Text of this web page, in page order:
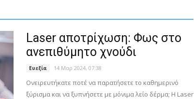
Laser αποτρίχωση: Φως στο
ανεπιθύμητο χνούδι
Ευεξία 14 Μαρ 2024, 07:38
Ονειρευτήκατε ποτέ να παρατήσετε το καθημερινό
ξύρισμα και να ξυπνήσετε με μόνιμα λείο δέρμα; Η Laser